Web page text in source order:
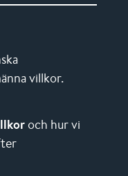
villkor.
och hur vi